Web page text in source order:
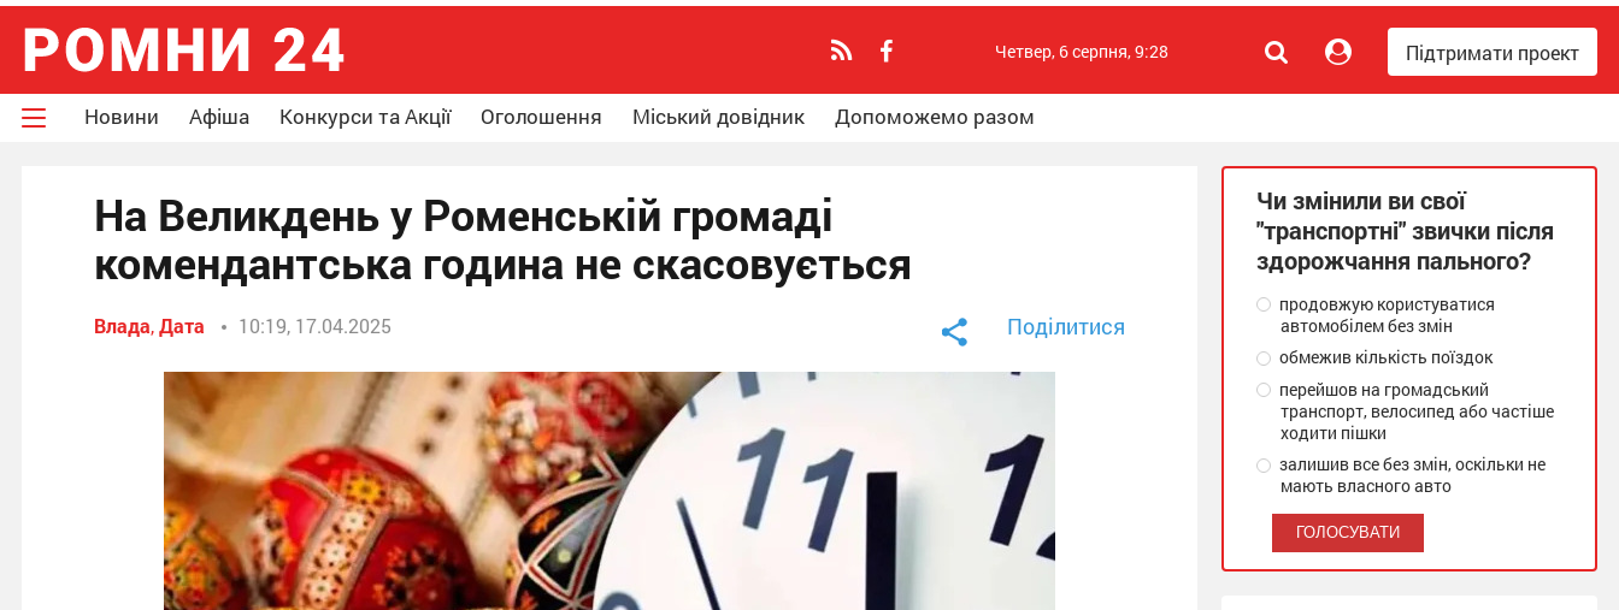
Підтримати проект
Четвер, 6 серпня, 9:28
Новини Афіша Конкурси та Акції Оголошення Міський довідник Допоможемо разом
На Великдень у Роменській громаді
комендантська година не скасовується
Влада,Дата 10:19, 17.04.2025 Поділитися
Чи змінили ви свої
"транспортні" звички після
здорожчання пального?
продовжую користуватися
автомобілем без змін
обмежив кількість поїздок
перейшов на громадський
транспорт, велосипед або частіше
ходити пішки
залишив все без змін, оскільки не
мають власного авто